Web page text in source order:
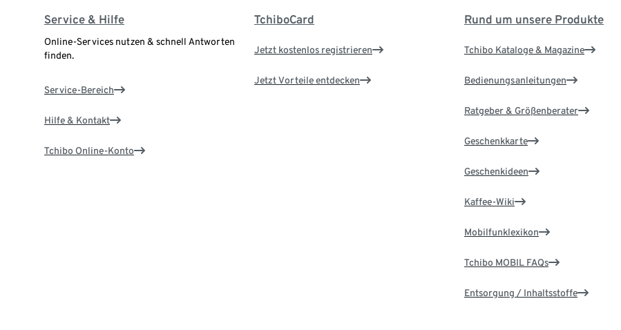
Service & Hilfe
Online-Services nutzen & schnell Antworten
finden.
Service-Bereich
Hilfe & Kontakt
Tchibo Online-Konto
TchiboCard
Jetzt kostenlos registrieren
Jetzt Vorteile entdecken
Rund um unsere Produkte
Tchibo Kataloge & Magazine
Bedienungsanleitungen
Ratgeber & Größenberater
Geschenkkarte
Geschenkideen
Kaffee-Wiki
Mobilfunklexikon
Tchibo MOBIL FAQs
Entsorgung / Inhaltsstoffe